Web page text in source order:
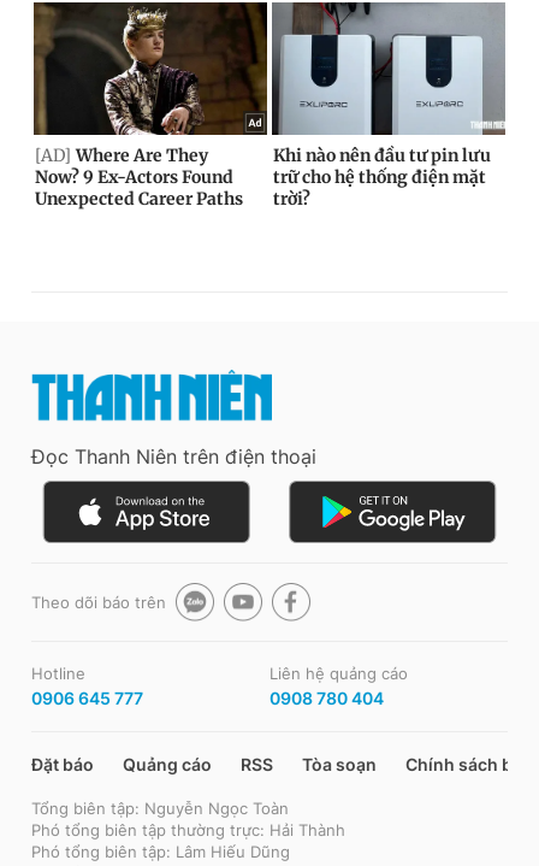
Đọc Thanh Niên trên điện thoại
Theo dõi báo trên
Hotline
0906 645 777
Liên hệ quảng cáo
0908 780 404
Đặt báo Quảng cáo RSS Tòa soạn Chính sách bảo
Tổng biên tập: Nguyễn Ngọc Toàn
Phó tổng biên tập thường trực: Hải Thành
Phó tổng biên tập: Lâm Hiếu Dũng